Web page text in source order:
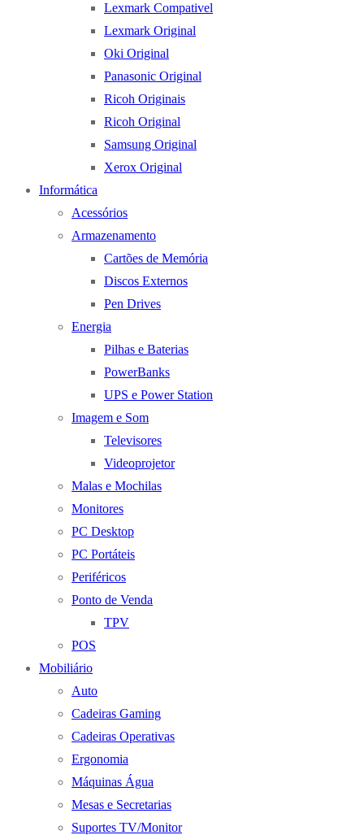
Lexmark Compativel
Lexmark Original
Oki Original
Panasonic Original
Ricoh Originais
Ricoh Original
Samsung Original
Xerox Original
Informática
Acessórios
Armazenamento
Cartões de Memória
Discos Externos
Pen Drives
Energia
Pilhas e Baterias
PowerBanks
UPS e Power Station
Imagem e Som
Televisores
Videoprojetor
Malas e Mochilas
Monitores
PC Desktop
PC Portáteis
Periféricos
Ponto de Venda
TPV
POS
Mobiliário
Auto
Cadeiras Gaming
Cadeiras Operativas
Ergonomia
Máquinas Água
Mesas e Secretarias
Suportes TV/Monitor